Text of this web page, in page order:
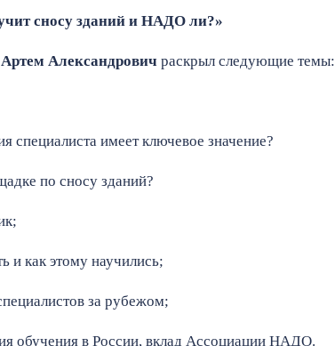
сносу зданий и НАДО ли?»
Артем Александрович раскрыл следующие темы:
специалиста имеет ключевое значение?
по сносу зданий?
и как этому научились;
за рубежом;
обучения в России, вклад Ассоциации НАДО.